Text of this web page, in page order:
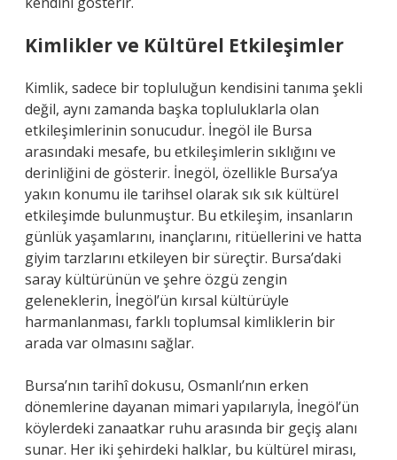
Kimlikler ve Kültürel Etkileşimler
Kimlik, sadece bir topluluğun kendisini tanıma şekli
değil, aynı zamanda başka topluluklarla olan
etkileşimlerinin sonucudur. İnegöl ile Bursa
arasındaki mesafe, bu etkileşimlerin sıklığını ve
derinliğini de gösterir. İnegöl, özellikle Bursa’ya
yakın konumu ile tarihsel olarak sık sık kültürel
etkileşimde bulunmuştur. Bu etkileşim, insanların
günlük yaşamlarını, inançlarını, ritüellerini ve hatta
giyim tarzlarını etkileyen bir süreçtir. Bursa’daki
saray kültürünün ve şehre özgü zengin
geleneklerin, İnegöl’ün kırsal kültürüyle
harmanlanması, farklı toplumsal kimliklerin bir
arada var olmasını sağlar.
Bursa’nın tarihî dokusu, Osmanlı’nın erken
dönemlerine dayanan mimari yapılarıyla, İnegöl’ün
köylerdeki zanaatkar ruhu arasında bir geçiş alanı
sunar. Her iki şehirdeki halklar, bu kültürel mirası,